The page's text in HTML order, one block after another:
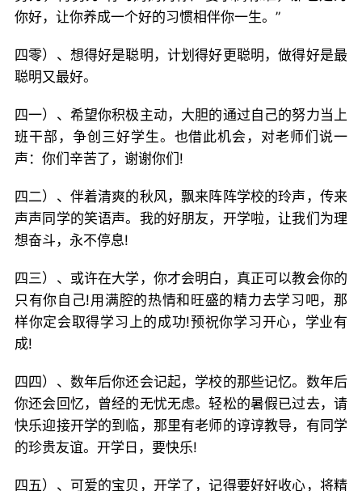
你好，让你养成一个好的习惯相伴你一生。”
四零）、想得好是聪明，计划得好更聪明，做得好是最
聪明又最好。
四一）、希望你积极主动，大胆的通过自己的努力当上
班干部，争创三好学生。也借此机会，对老师们说一
声：你们辛苦了，谢谢你们!
四二）、伴着清爽的秋风，飘来阵阵学校的玲声，传来
声声同学的笑语声。我的好朋友，开学啦，让我们为理
想奋斗，永不停息!
四三）、或许在大学，你才会明白，真正可以教会你的
只有你自己!用满腔的热情和旺盛的精力去学习吧，那
样你定会取得学习上的成功!预祝你学习开心，学业有
成!
四四）、数年后你还会记起，学校的那些记忆。数年后
你还会回忆，曾经的无忧无虑。轻松的暑假已过去，请
快乐迎接开学的到临，那里有老师的谆谆教导，有同学
的珍贵友谊。开学日，要快乐!
四五）、可爱的宝贝，开学了，记得要好好收心，将精